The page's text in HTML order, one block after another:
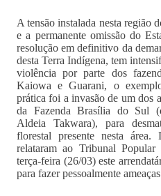
A tensão instalada nesta região
e a permanente omissão do
resolução em definitivo da
desta Terra Indígena, tem
violência por parte dos
Kaiowa e Guarani, o
prática foi a invasão de um dos
da Fazenda Brasília do Sul
Aldeia Takwara), para
florestal presente nesta área.
relataram ao Tribunal Popular
terça-feira (26/03) este
para fazer pessoalmente